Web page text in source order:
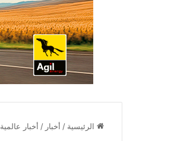
الرئيسية / أخبار / أخبار عالمية